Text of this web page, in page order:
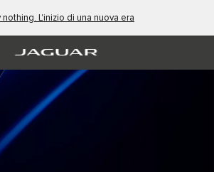
nothing. L'inizio di una nuova era